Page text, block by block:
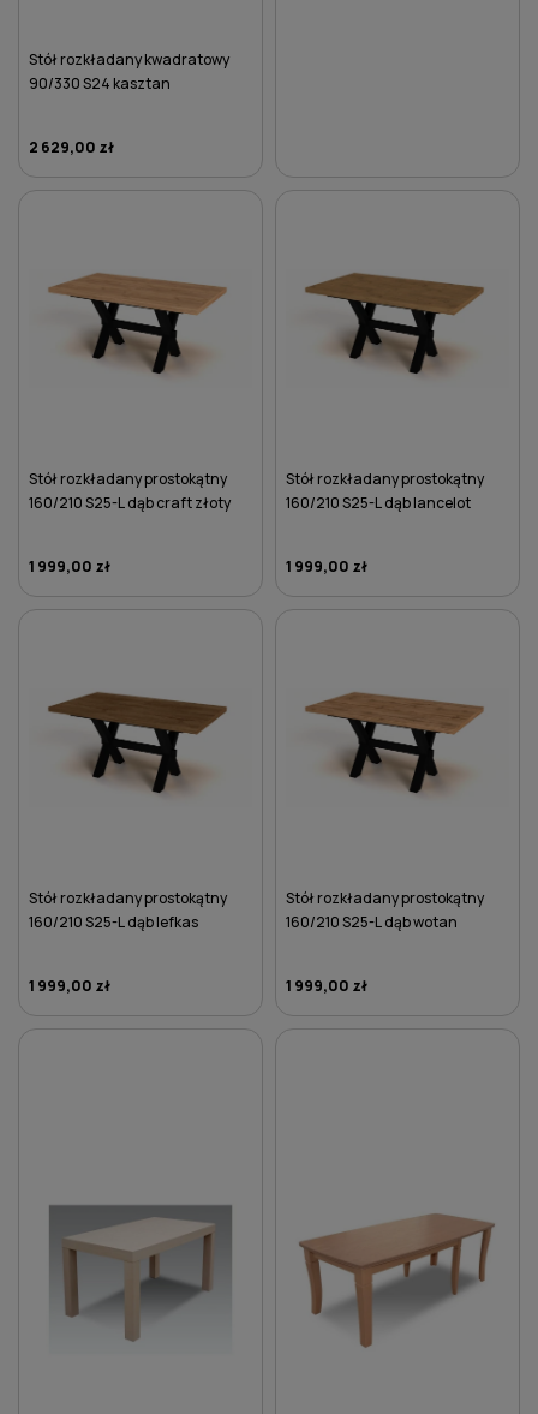
Stół rozkładany kwadratowy
90/330 S24 kasztan
2 629,00 zł
Stół rozkładany prostokątny
160/210 S25-L dąb craft złoty
1 999,00 zł
Stół rozkładany prostokątny
160/210 S25-L dąb lancelot
1 999,00 zł
Stół rozkładany prostokątny
160/210 S25-L dąb lefkas
1 999,00 zł
Stół rozkładany prostokątny
160/210 S25-L dąb wotan
1 999,00 zł